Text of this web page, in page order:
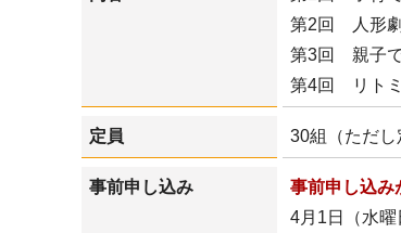
第2回 人形劇
第3回 親子
第4回 リトミ
定員 30組（ただし
事前申し込み
事前申し込み
4月1日（水曜